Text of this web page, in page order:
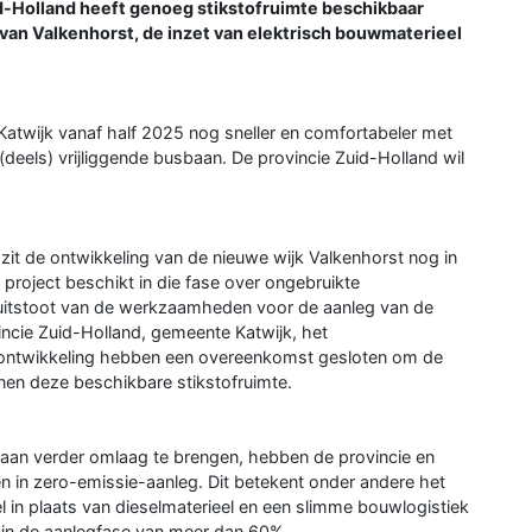
heeft genoeg stikstofruimte beschikbaar
Valkenhorst, de inzet van elektrisch bouwmaterieel
vanaf half 2025 nog sneller en comfortabeler met
vrijliggende busbaan. De provincie Zuid-Holland wil
de ontwikkeling van de nieuwe wijk Valkenhorst nog in
beschikt in die fase over ongebruikte
van de werkzaamheden voor de aanleg van de
Zuid-Holland, gemeente Katwijk, het
hebben een overeenkomst gesloten om de
deze beschikbare stikstofruimte.
verder omlaag te brengen, hebben de provincie en
in zero-emissie-aanleg. Dit betekent onder andere het
plaats van dieselmaterieel en een slimme bouwlogistiek